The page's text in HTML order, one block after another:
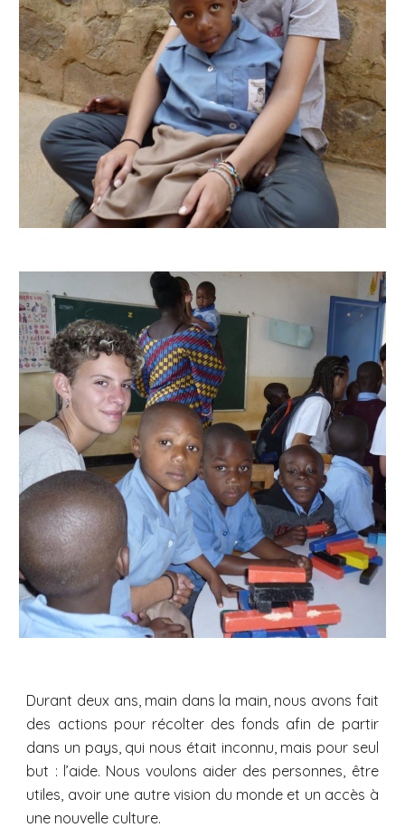
Durant deux ans, main dans la main, nous avons fait
des actions pour récolter des fonds afin de partir
dans un pays, qui nous était inconnu, mais pour seul
but : l’aide. Nous voulons aider des personnes, être
utiles, avoir une autre vision du monde et un accès à
une nouvelle culture.